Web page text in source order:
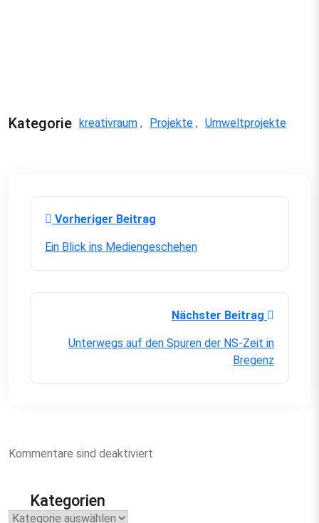
Kategorie kreativraum Projekte Umweltprojekte
Vorheriger Beitrag
Ein Blick ins Mediengeschehen
Nächster Beitrag
Unterwegs auf den Spuren der NS-Zeit in
Bregenz
Kommentare sind deaktiviert
Kategorien
Kategorien